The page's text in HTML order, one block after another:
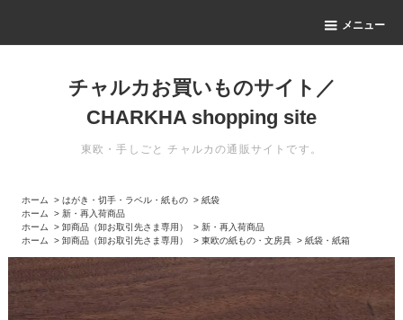
メニュー
チャルカお買いものサイト／
CHARKHA shopping site
東欧・手しごと チャルカの通販サイトです。
ホーム >はがき・切手・ラベル・紙もの >紙袋
ホーム
>新・再入荷商品
ホーム
>卸商品（卸お取引先さま専用） >新・再入荷商品
ホーム
>卸商品（卸お取引先さま専用） >東欧の紙もの・文房具 >紙袋・紙箱